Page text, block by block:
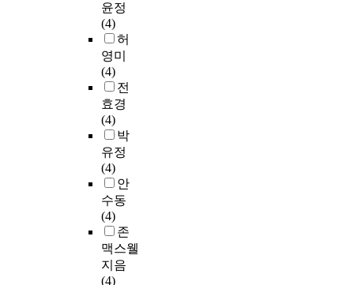
윤정
(4)
허
영미
(4)
전
효경
(4)
박
유정
(4)
안
수동
(4)
존
맥스웰
지음
(4)